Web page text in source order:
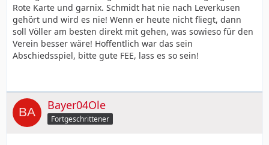
Rote Karte und garnix. Schmidt hat nie nach Leverkusen
gehört und wird es nie! Wenn er heute nicht fliegt, dann
soll Völler am besten direkt mit gehen, was sowieso für den
Verein besser wäre! Hoffentlich war das sein
Abschiedsspiel, bitte gute FEE, lass es so sein!
Bayer04Ole
Fortgeschrittener